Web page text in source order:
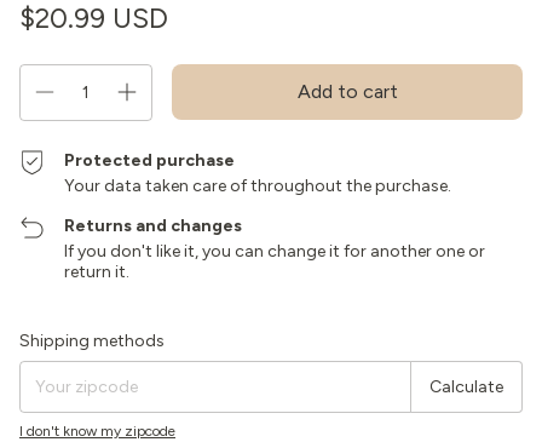
$20.99 USD
Protected purchase
Your data taken care of throughout the purchase.
Returns and changes
If you don't like it, you can change it for another one or
return it.
Shipping for zipcode:
Shipping methods
Calculate
I don't know my zipcode